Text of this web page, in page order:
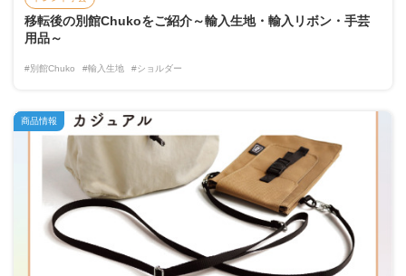
移転後の別館Chukoをご紹介～輸入生地・輸入リボン・手芸
用品～
#別館Chuko #輸入生地 #ショルダー
商品情報